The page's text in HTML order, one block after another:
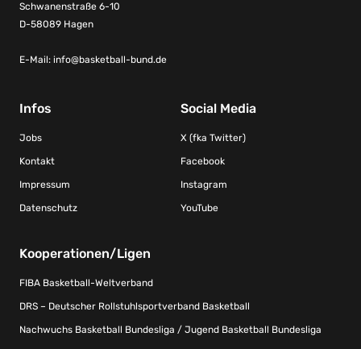
Schwanenstraße 6-10
D-58089 Hagen
E-Mail: info@basketball-bund.de
Infos
Jobs
Kontakt
Impressum
Datenschutz
Social Media
X (fka Twitter)
Facebook
Instagram
YouTube
Kooperationen/Ligen
FIBA Basketball-Weltverband
DRS – Deutscher Rollstuhlsportverband Basketball
Nachwuchs Basketball Bundesliga / Jugend Basketball Bundesliga